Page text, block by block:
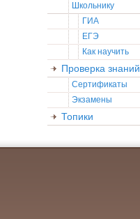
Школьнику
ГИА
ЕГЭ
Как научить
Проверка знаний
Сертификаты
Экзамены
Топики